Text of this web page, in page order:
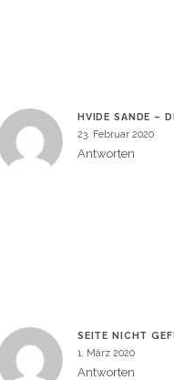
HVIDE SANDE –
23. Februar 2020
Antworten
SEITE NICHT
1. März 2020
Antworten